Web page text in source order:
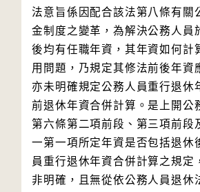
法意旨係因配合該法第八條有關
金制度之變革，為解決公務人員
後均有任職年資，其年資如何計
用問題，乃規定其修法前後年資
亦未明確規定公務人員重行退休
前退休年資合併計算。是上開公
第六條第二項前段、第三項前段
一第一項所定年資是否包括退休
員重行退休年資合併計算之規定
非明確，且無從依公務人員退休